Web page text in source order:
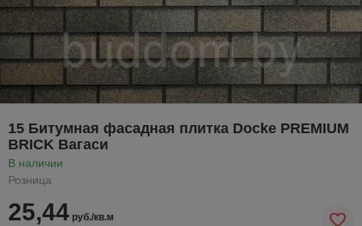
15 Битумная фасадная плитка Docke PREMIUM
BRICK Вагаси
В наличии
Розница
25,44 руб./кв.м